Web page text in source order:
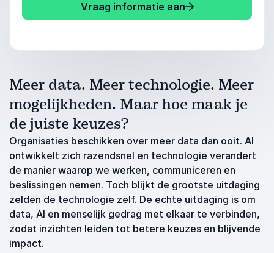
Vraag informatie aan
Meer data. Meer technologie. Meer
mogelijkheden. Maar hoe maak je
de juiste keuzes?
Organisaties beschikken over meer data dan ooit. AI
ontwikkelt zich razendsnel en technologie verandert
de manier waarop we werken, communiceren en
beslissingen nemen. Toch blijkt de grootste uitdaging
zelden de technologie zelf. De echte uitdaging is om
data, AI en menselijk gedrag met elkaar te verbinden,
zodat inzichten leiden tot betere keuzes en blijvende
impact.